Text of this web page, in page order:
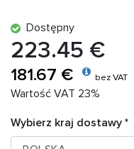
Dostępny
223.45 €
181.67 € bez VAT
Wartość VAT 23%
Wybierz kraj dostawy *